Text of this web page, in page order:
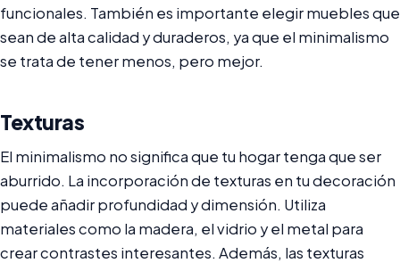
funcionales. También es importante elegir muebles que
sean de alta calidad y duraderos, ya que el minimalismo
se trata de tener menos, pero mejor.
Texturas
El minimalismo no significa que tu hogar tenga que ser
aburrido. La incorporación de texturas en tu decoración
puede añadir profundidad y dimensión. Utiliza
materiales como la madera, el vidrio y el metal para
crear contrastes interesantes. Además, las texturas